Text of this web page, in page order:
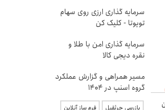
سرمایه گذاری ارزی روی سهام
تویوتا - کلیک کن
سرمایه گذاری امن با طلا و
نقره دیجی کالا
مسیر همراهی و گزارش عملکرد
گروه اسنپ در ۱۴۰۴
بازرسی جرثقیل
فرم ساز آنلاین